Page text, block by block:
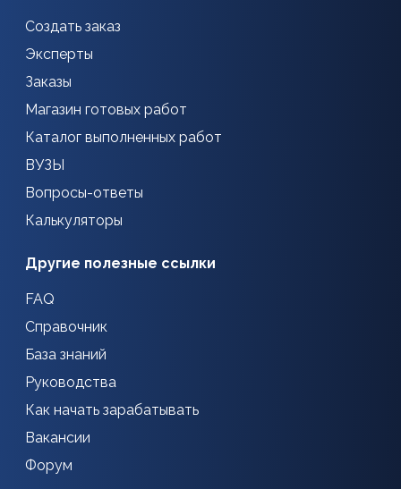
Создать заказ
Эксперты
Заказы
Магазин готовых работ
Каталог выполненных работ
ВУЗЫ
Вопросы-ответы
Калькуляторы
Другие полезные ссылки
FAQ
Справочник
База знаний
Руководства
Как начать зарабатывать
Вакансии
Форум